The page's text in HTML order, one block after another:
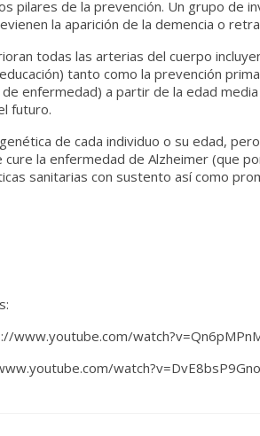
pilares de la prevención. Un grupo de
la aparición de la demencia o
todas las arterias del cuerpo
tanto como la prevención
enfermedad) a partir de la edad
futuro.
de cada individuo o su edad,
la enfermedad de Alzheimer (que
sanitarias con sustento así como
www.youtube.com/
watch?v=DvE8bsP9Gno